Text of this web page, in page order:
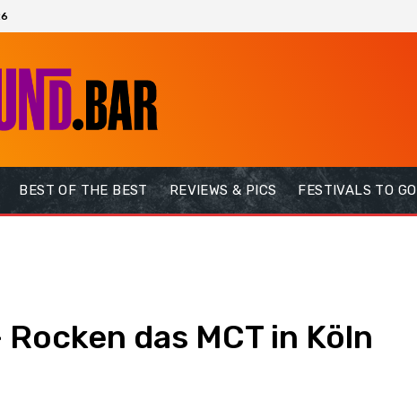
BEST OF THE BEST REVIEWS & PICS FESTIVALS TO GO
das MCT in Köln